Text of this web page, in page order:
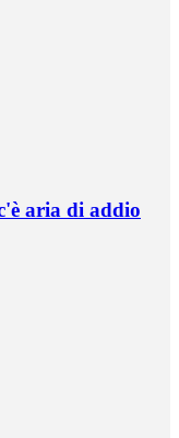
aria di addio